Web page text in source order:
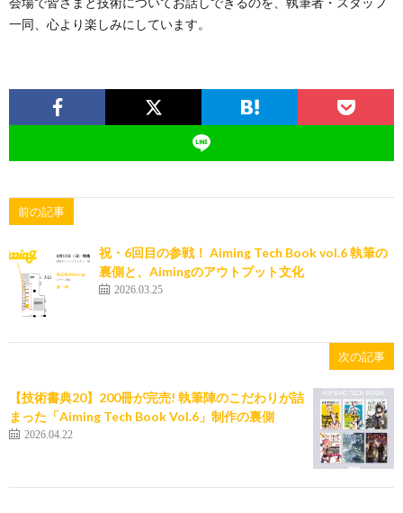
一同、心より楽しみにしています。
前の記事
祝・6回目の参戦！ Aiming Tech Book vol.6 執筆の
裏側と、Aimingのアウトプット文化
2026.03.25
次の記事
【技術書典20】200冊が完売! 執筆陣のこだわりが詰
まった「Aiming Tech Book Vol.6」制作の裏側
2026.04.22